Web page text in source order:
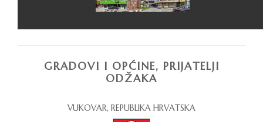
GRADOVI I OPĆINE, PRIJATELJI
ODŽAKA
VUKOVAR, REPUBLIKA HRVATSKA